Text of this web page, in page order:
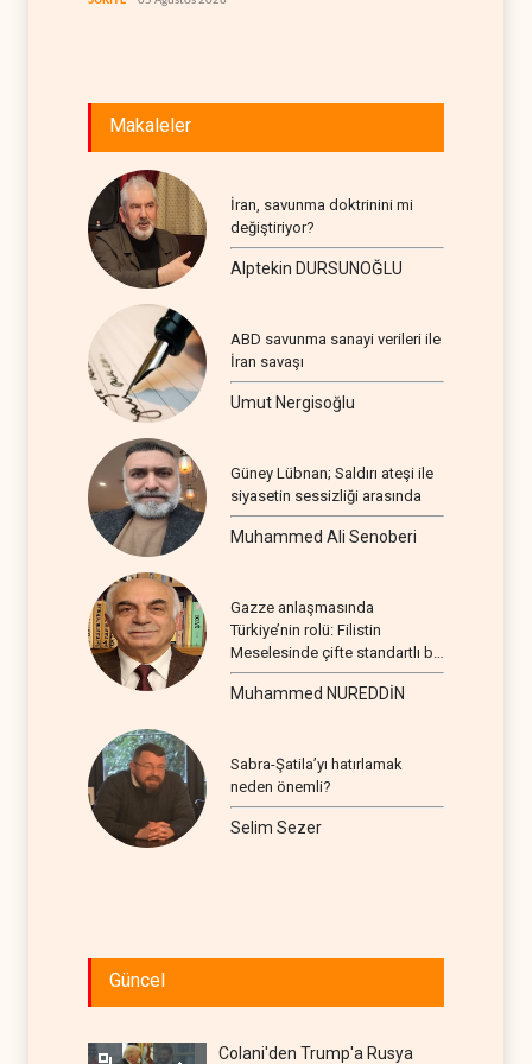
Makaleler
İran, savunma doktrinini mi
değiştiriyor?
Alptekin DURSUNOĞLU
ABD savunma sanayi verileri ile
İran savaşı
Umut Nergisoğlu
Güney Lübnan; Saldırı ateşi ile
siyasetin sessizliği arasında
Muhammed Ali Senoberi
Gazze anlaşmasında
Türkiye’nin rolü: Filistin
Meselesinde çifte standartlı bir
seyir
Muhammed NUREDDİN
Sabra-Şatila’yı hatırlamak
neden önemli?
Selim Sezer
Güncel
Colani'den Trump'a Rusya